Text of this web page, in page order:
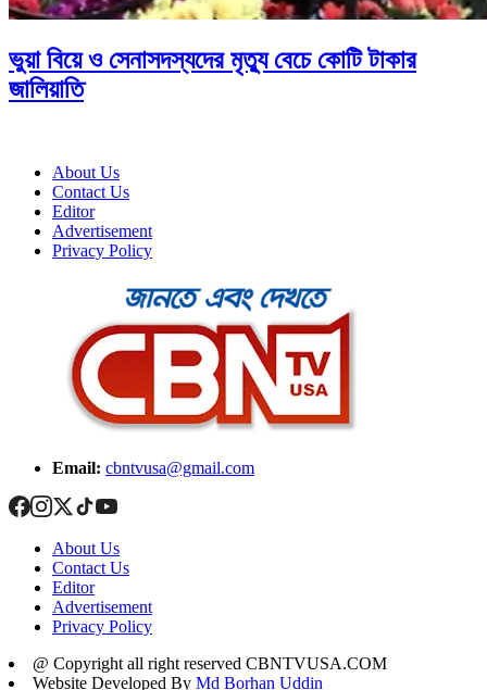
ভুয়া বিয়ে ও সেনাসদস্যদের মৃত্যু বেচে কোটি টাকার
জালিয়াতি
About Us
Contact Us
Editor
Advertisement
Privacy Policy
Email: cbntvusa@gmail.com
About Us
Contact Us
Editor
Advertisement
Privacy Policy
@ Copyright all right reserved CBNTVUSA.COM
Website Developed By Md Borhan Uddin